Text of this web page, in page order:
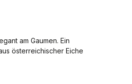
am Gaumen. Ein
österreichischer Eiche